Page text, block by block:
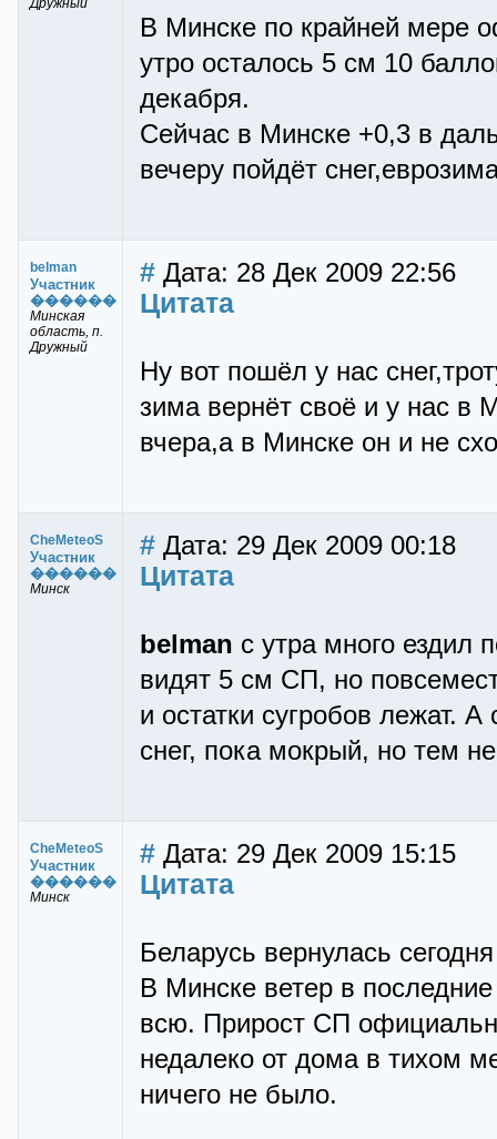
Дружный
В Минске по крайней мере
утро осталось 5 см 10
декабря.
Сейчас в Минске +0,3 в
вечеру пойдёт
belman
Участник
������
Минская
область, п.
Дружный
# Дата: 28 Дек 2009 22:56
Цитата
Ну вот пошёл у нас
зима вернёт своё и у нас в
вчера,а в Минске он и не
CheMeteoS
Участник
������
Минск
# Дата: 29 Дек 2009 00:18
Цитата
belman с утра много ездил
видят 5 см СП, но
и остатки сугробов лежат.
снег, пока мокрый, но тем
CheMeteoS
Участник
������
Минск
# Дата: 29 Дек 2009 15:15
Цитата
Беларусь вернулась
В Минске ветер в
всю. Прирост СП
недалеко от дома в тихом
ничего не было.